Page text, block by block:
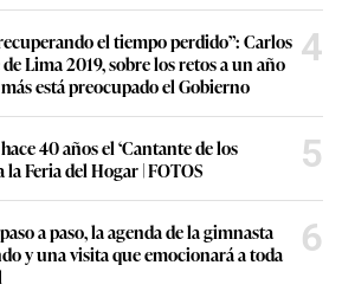
el tiempo perdido”: Carlos
Lima 2019, sobre los retos a un año
está preocupado el Gobierno
4
40 años el ‘Cantante de los
Feria del Hogar | FOTOS
5
a paso, la agenda de la gimnasta
y una visita que emocionará a toda
6